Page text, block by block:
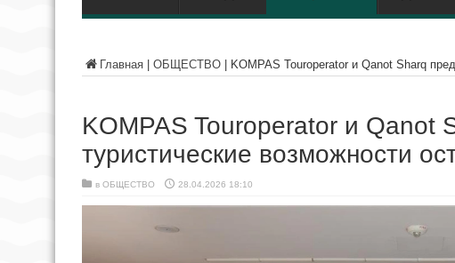
Главная ОБЩЕСТВО KOMPAS Touroperator и Qanot Sharq
KOMPAS Touroperator и Qanot
туристические возможности
в ОБЩЕСТВО 28.04.2026 18:10